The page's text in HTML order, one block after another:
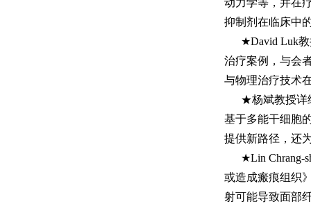
动力学等，并在
抑制剂在临床中
★David Luk
治疗案例，与会
与物理治疗技术
★杨斌教授详
基于多能干细胞
提供新路径，还
★Lin Chrang-
或造成瘢痕组织
射可能导致面部